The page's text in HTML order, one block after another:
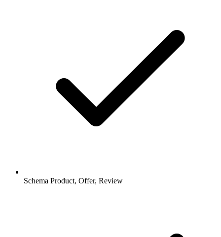
Schema Product, Offer, Review